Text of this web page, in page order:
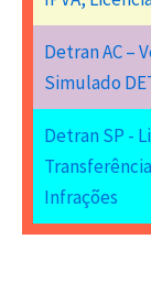
Detran AC –
Simulado
Detran SP -
Infrações